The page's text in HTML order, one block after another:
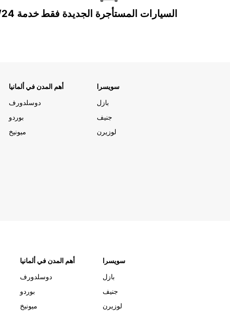
السيارات المستأجرة الجديدة فقط
أهم المدن في ألمانيا
دوسلدورف
بوردو
ميونيخ
سويسرا
بازل
جنيف
لوزيرن
أهم المدن في ألمانيا
دوسلدورف
بوردو
ميونيخ
سويسرا
بازل
جنيف
لوزيرن